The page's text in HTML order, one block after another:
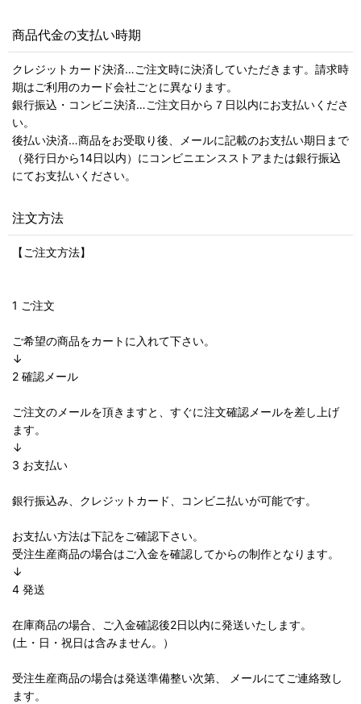
商品代金の支払い時期
クレジットカード決済…ご注文時に決済していただきます。請求時
期はご利用のカード会社ごとに異なります。
銀行振込・コンビニ決済…ご注文日から７日以内にお支払いくださ
い。
後払い決済…商品をお受取り後、メールに記載のお支払い期日まで
（発行日から14日以内）にコンビニエンスストアまたは銀行振込
にてお支払いください。
注文方法
【ご注文方法】
1 ご注文
ご希望の商品をカートに入れて下さい。
↓
2 確認メール
ご注文のメールを頂きますと、すぐに注文確認メールを差し上げ
ます。
↓
3 お支払い
銀行振込み、クレジットカード、コンビニ払いが可能です。
お支払い方法は下記をご確認下さい。
受注生産商品の場合はご入金を確認してからの制作となります。
↓
4 発送
在庫商品の場合、ご入金確認後2日以内に発送いたします。
(土・日・祝日は含みません。）
受注生産商品の場合は発送準備整い次第、 メールにてご連絡致し
ます。